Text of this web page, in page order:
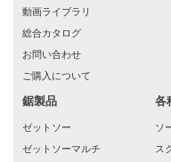
動画ライブラリ
総合カタログ
お問い合わせ
ご購入について
鋸製品
ゼットソー
ゼットソーマルチ
各
ソ
ス